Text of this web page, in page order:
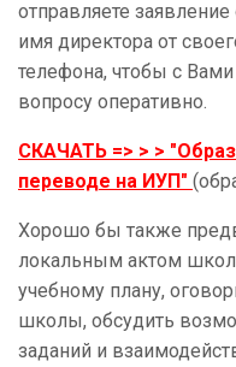
отправляете
имя директора от
телефона, чтобы с
вопросу оперативно.
СКАЧАТЬ => > > "
переводе на ИУП"
Хорошо бы также
локальным актом
учебному плану,
школы, обсудить
заданий и